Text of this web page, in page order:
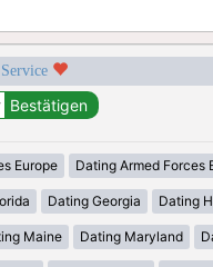
Europe Dating Armed Forces
Dating Georgia Dating
Maine Dating Maryland